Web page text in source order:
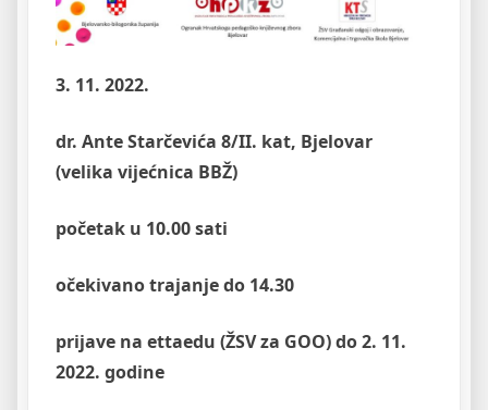
3. 11. 2022.
dr. Ante Starčevića 8/II. kat, Bjelovar
(velika vijećnica BBŽ)
početak u 10.00 sati
očekivano trajanje do 14.30
prijave na ettaedu (ŽSV za GOO) do 2. 11.
2022. godine